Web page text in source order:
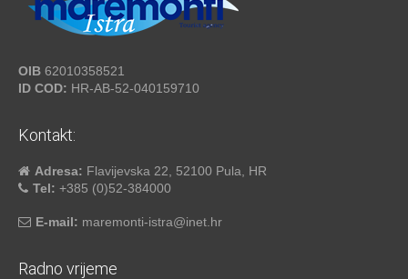
OIB 62010358521
ID COD: HR-AB-52-040159710
Kontakt:
Adresa: Flavijevska 22, 52100 Pula, HR
Tel: +385 (0)52-384000
E-mail: maremonti-istra@inet.hr
Radno vrijeme